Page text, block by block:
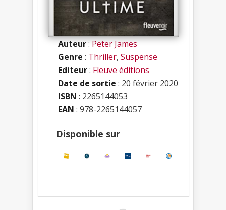
Auteur:Peter James
Genre : Thriller, Suspense
Editeur: Fleuve éditions
Date de sortie : 20 février 2020
ISBN : 2265144053
EAN : 978-2265144057
Disponible sur